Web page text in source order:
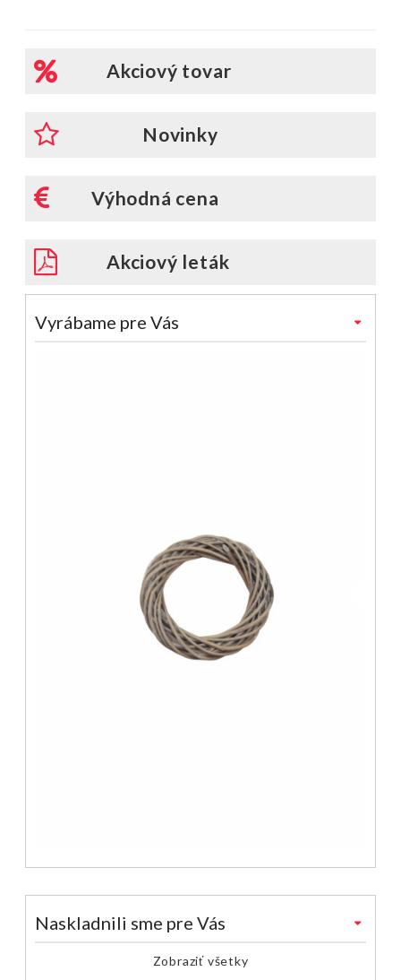
Akciový tovar
Novinky
Výhodná cena
Akciový leták
Vyrábame pre Vás
Naskladnili sme pre Vás
Zobraziť všetky